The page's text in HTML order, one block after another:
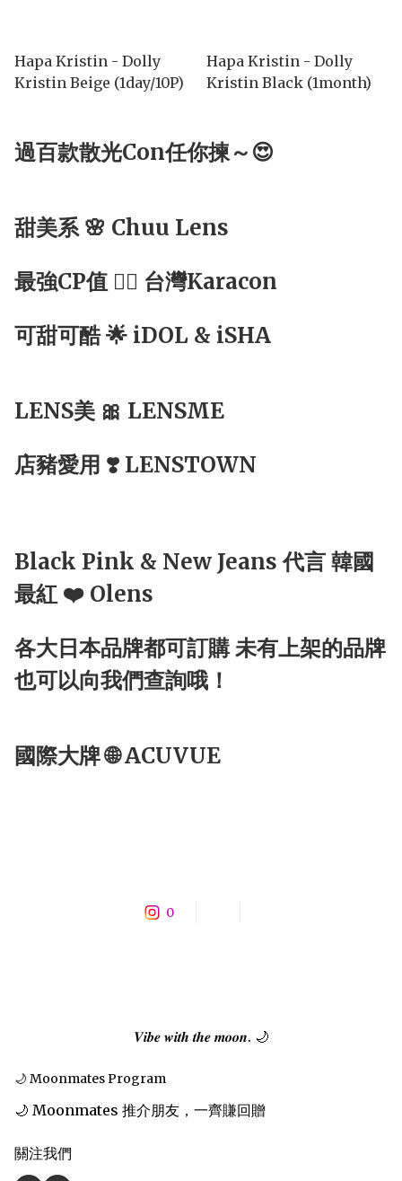
Hapa Kristin - Dolly
Kristin Beige (1day/10P)
Hapa Kristin - Dolly
Kristin Black (1month)
過百款散光Con任你揀～😍
甜美系 🌸 Chuu Lens
最強CP值 ☝🏻 台灣Karacon
可甜可酷 🌟 iDOL & iSHA
LENS美 🎀 LENSME
店豬愛用 ❣️ LENSTOWN
Black Pink & New Jeans 代言 韓國
最紅 ❤️ Olens
各大日本品牌都可訂購 未有上架的品牌
也可以向我們查詢哦！
國際大牌 🌐 ACUVUE
0
𝑽𝒊𝒃𝒆 𝒘𝒊𝒕𝒉 𝒕𝒉𝒆 𝒎𝒐𝒐𝒏. 🌙
🌙 Moonmates Program
🌙 Moonmates 推介朋友，一齊賺回贈
關注我們